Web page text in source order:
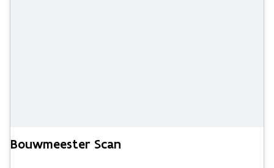
Bouwmeester Scan